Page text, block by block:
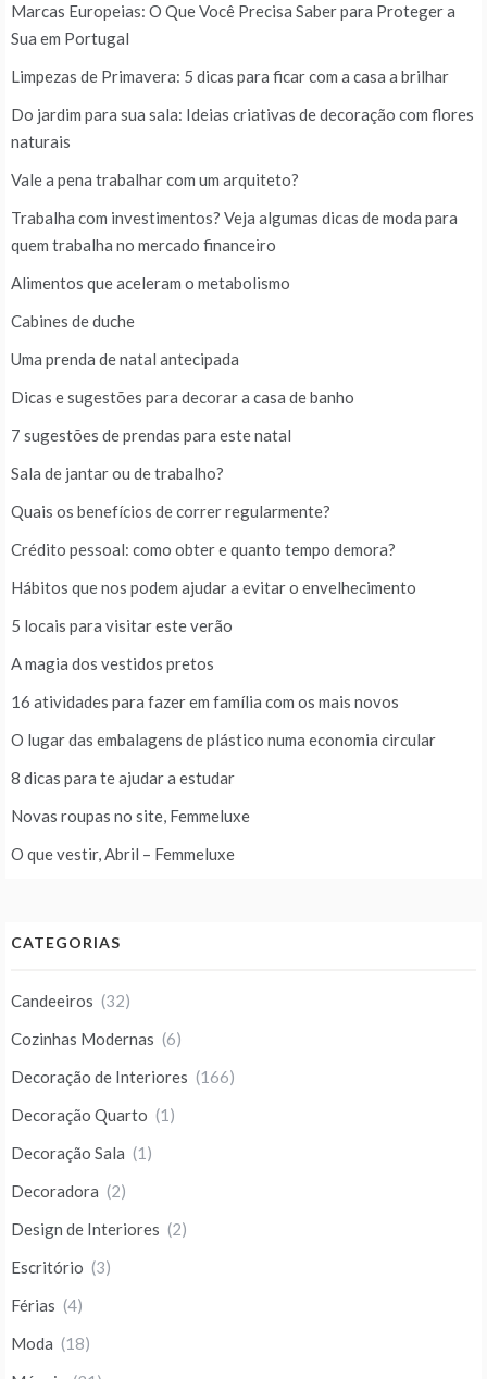
Marcas Europeias: O Que Você Precisa Saber para Proteger a
Sua em Portugal
Limpezas de Primavera: 5 dicas para ficar com a casa a brilhar
Do jardim para sua sala: Ideias criativas de decoração com flores
naturais
Vale a pena trabalhar com um arquiteto?
Trabalha com investimentos? Veja algumas dicas de moda para
quem trabalha no mercado financeiro
Alimentos que aceleram o metabolismo
Cabines de duche
Uma prenda de natal antecipada
Dicas e sugestões para decorar a casa de banho
7 sugestões de prendas para este natal
Sala de jantar ou de trabalho?
Quais os benefícios de correr regularmente?
Crédito pessoal: como obter e quanto tempo demora?
Hábitos que nos podem ajudar a evitar o envelhecimento
5 locais para visitar este verão
A magia dos vestidos pretos
16 atividades para fazer em família com os mais novos
O lugar das embalagens de plástico numa economia circular
8 dicas para te ajudar a estudar
Novas roupas no site, Femmeluxe
O que vestir, Abril – Femmeluxe
CATEGORIAS
Candeeiros (32)
Cozinhas Modernas (6)
Decoração de Interiores (166)
Decoração Quarto (1)
Decoração Sala (1)
Decoradora (2)
Design de Interiores (2)
Escritório (3)
Férias (4)
Moda (18)